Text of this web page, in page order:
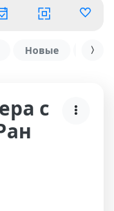
Новые С
с